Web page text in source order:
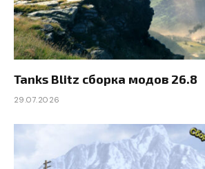
Tanks Blitz сборка модов 26.8
29.07.2026